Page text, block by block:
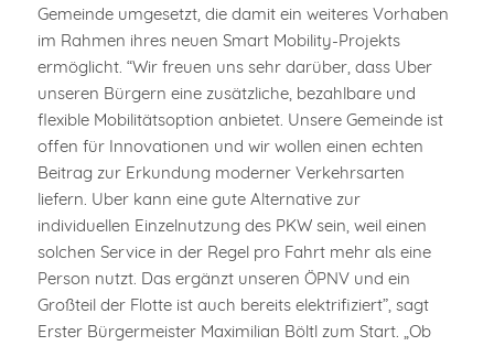
Gemeinde umgesetzt, die damit ein weiteres Vorhaben
im Rahmen ihres neuen Smart Mobility-Projekts
ermöglicht. “Wir freuen uns sehr darüber, dass Uber
unseren Bürgern eine zusätzliche, bezahlbare und
flexible Mobilitätsoption anbietet. Unsere Gemeinde ist
offen für Innovationen und wir wollen einen echten
Beitrag zur Erkundung moderner Verkehrsarten
liefern. Uber kann eine gute Alternative zur
individuellen Einzelnutzung des PKW sein, weil einen
solchen Service in der Regel pro Fahrt mehr als eine
Person nutzt. Das ergänzt unseren ÖPNV und ein
Großteil der Flotte ist auch bereits elektrifiziert”, sagt
Erster Bürgermeister Maximilian Böltl zum Start. „Ob